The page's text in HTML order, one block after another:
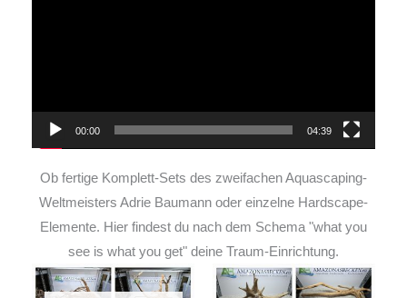
00:00 04:39
Ob fertige Komplett-Sets des zweifachen Aquascaping-
Weltmeisters Adrie Baumann oder einzelne Hardscape-
Elemente. Hier findest du nach dem Schema "what you
see is what you get" deine Traum-Einrichtung.